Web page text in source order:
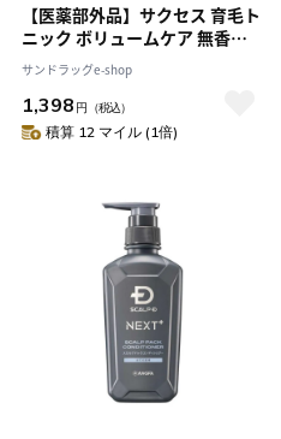
【医薬部外品】サクセス 育毛ト
ニック ボリュームケア 無香料
180g
サンドラッグe-shop
1,398 円 （税込）
積算 12 マイル (1倍)